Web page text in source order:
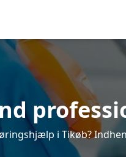
i Tikøb?